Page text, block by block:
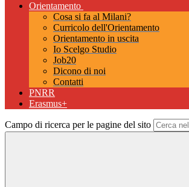
Orientamento
Cosa si fa al Milani?
Curricolo dell'Orientamento
Orientamento in uscita
Io Scelgo Studio
Job20
Dicono di noi
Contatti
PNRR
Erasmus+
Campo di ricerca per le pagine del sito